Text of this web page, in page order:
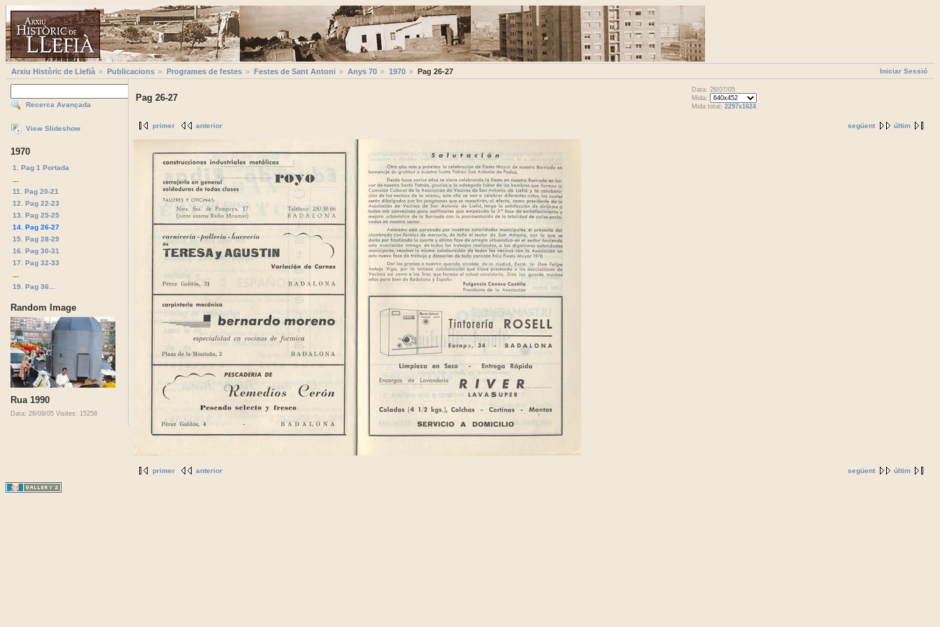
Iniciar Sessió
Arxiu Històric de Llefià Publicacions Programes de festes Festes de Sant Antoni Anys 70 1970 Pag 26-27
Recerca Avançada
View Slideshow
1970
1. Pag 1 Portada
11. Pag 20-21
12. Pag 22-23
13. Pag 25-25
14. Pag 26-27
15. Pag 28-29
16. Pag 30-31
17. Pag 32-33
19. Pag 36...
Random Image
Rua 1990
Data: 26/09/05 Visites: 15258
Pag 26-27
Data: 26/07/05
Mida:
Mida total: 2297x1624
següent últim
primer anterior
següent últim
primer anterior